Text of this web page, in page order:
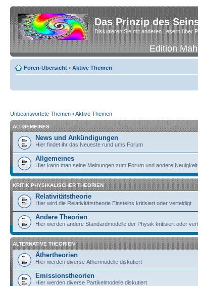
Das Prinzip des
Diskutieren Sie mit anderen Lesern über
Edition
Foren-Übersicht • Aktive Themen
Unbeantwortete Themen •Aktive Themen
ALLGEMEINES
News und Ankündigungen
Hier findet ihr das Neueste rund ums Forum
Allgemeines
Hier kann man seine Meinungen zum Forum und andere
KRITIK PHYSIKALISCHER THEORIEN
Relativitätstheorie
Hier wird die Relativitätstheorie Einsteins kritisiert oder verteidigt
Andere Theorien
Hier werden andere Standardmodelle der Physik kritisiert oder
ALTERNATIVE THEORIEN
Äthertheorien
Hier werden diverse Äthermodelle diskutiert
Emissionstheorien
Hier werden diverse Partikelmodelle diskutiert